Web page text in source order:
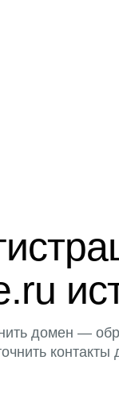
домен —